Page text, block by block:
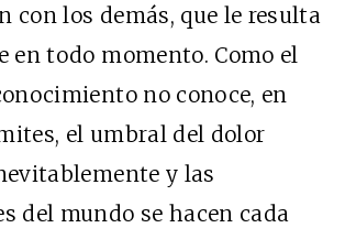
con los demás, que le resulta
en todo momento. Como el
no conoce, en
el umbral del dolor
y las
del mundo se hacen cada